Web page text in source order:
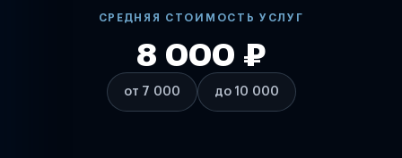
СРЕДНЯЯ СТОИМОСТЬ УСЛУГ
от 7 000
8 000 ₽
до 10 000